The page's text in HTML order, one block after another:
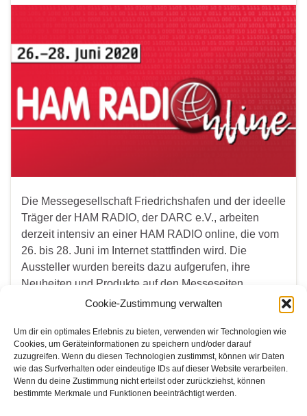
Cookie-Zustimmung verwalten
Um dir ein optimales Erlebnis zu bieten, verwenden wir Technologien wie
Cookies, um Geräteinformationen zu speichern und/oder darauf
zuzugreifen. Wenn du diesen Technologien zustimmst, können wir Daten
wie das Surfverhalten oder eindeutige IDs auf dieser Website verarbeiten.
Wenn du deine Zustimmung nicht erteilst oder zurückziehst, können
bestimmte Merkmale und Funktionen beeinträchtigt werden.
Die Messegesellschaft Friedrichshafen und der ideelle
Träger der HAM RADIO, der DARC e.V., arbeiten
derzeit intensiv an einer HAM RADIO online, die vom
26. bis 28. Juni im Internet stattfinden wird. Die
Aussteller wurden bereits dazu aufgerufen, ihre
Neuheiten und Produkte auf den Messeseiten
vorzustellen. Und auch das Bodenseetreffen sowie
Weiterlesen